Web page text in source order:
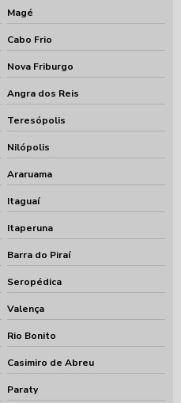
Magé
Cabo Frio
Nova Friburgo
Angra dos Reis
Teresópolis
Nilópolis
Araruama
Itaguaí
Itaperuna
Barra do Piraí
Seropédica
Valença
Rio Bonito
Casimiro de Abreu
Paraty